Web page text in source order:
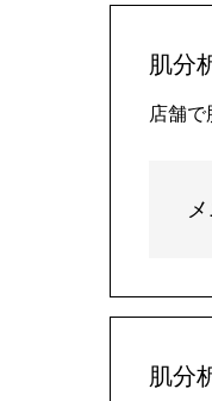
肌分
店舗で
肌分